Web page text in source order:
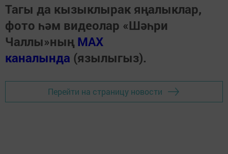
Тагы да кызыклырак яңалыклар,
фото һәм видеолар «Шәһри
Чаллы»ның MAX
каналында (язылыгыз).
Перейти на страницу новости